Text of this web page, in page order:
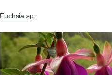
Fuchsia sp.